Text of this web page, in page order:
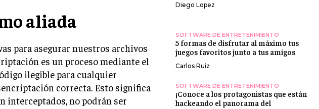
aliada
para asegurar nuestros archivos
es un proceso mediante el
ilegible para cualquier
correcta. Esto significa
interceptados, no podrán ser
Diego Lopez
SOFTWARE DE ENTRETENIMIENTO
5 formas de disfrutar al máximo tus
juegos favoritos junto a tus amigos
Carlos Ruiz
SOFTWARE DE ENTRETENIMIENTO
¡Conoce a los protagonistas que están
hackeando el panorama del